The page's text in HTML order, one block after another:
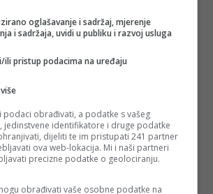
oglašavanje i sadržaj, mjerenje
i sadržaja, uvidi u publiku i razvoj usluga
ili pristup podacima na uređaju
podaci obrađivati, a podatke s vašeg
jedinstvene identifikatore i druge podatke
dijeliti te im pristupati 241 partner
ova web-lokacija. Mi i naši partneri
precizne podatke o geolociranju.
obrađivati vaše osobne podatke na